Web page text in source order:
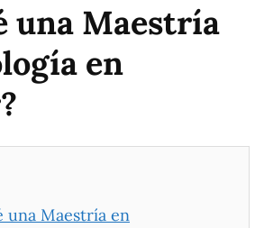
una Maestría
en
una Maestría en